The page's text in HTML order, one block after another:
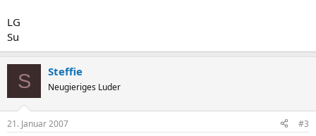
LG
Su
S Steffie
Neugieriges Luder
21. Januar 2007 #3